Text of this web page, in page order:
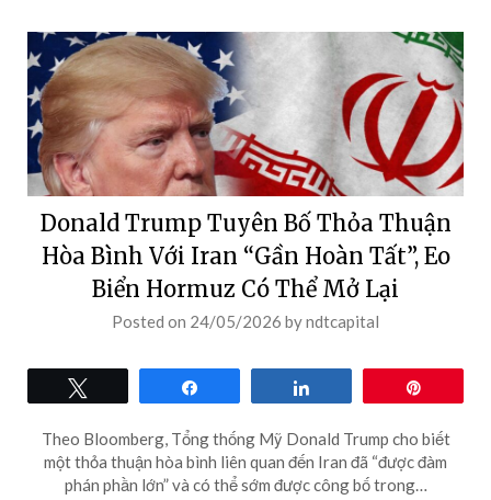
Donald Trump Tuyên Bố Thỏa Thuận
Hòa Bình Với Iran “Gần Hoàn Tất”, Eo
Biển Hormuz Có Thể Mở Lại
Posted on 24/05/2026 byndtcapital
Theo Bloomberg, Tổng thống Mỹ Donald Trump cho biết
một thỏa thuận hòa bình liên quan đến Iran đã “được đàm
phán phần lớn” và có thể sớm được công bố trong…